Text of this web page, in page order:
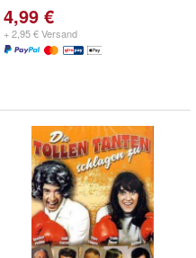
4,99 €
+ 2,95 € Versand